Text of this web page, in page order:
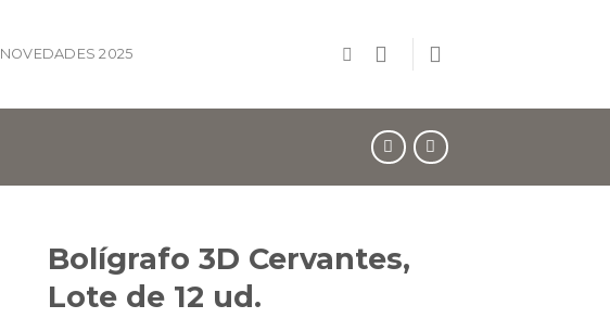
NOVEDADES 2025
Bolígrafo 3D Cervantes,
Lote de 12 ud.